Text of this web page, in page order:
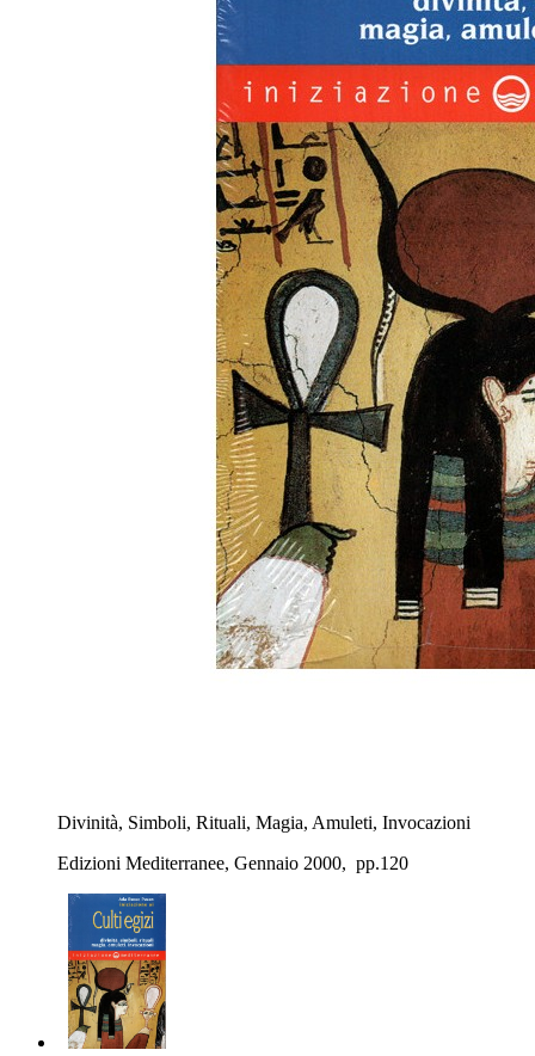
Divinità, Simboli, Rituali, Magia, Amuleti, Invocazioni
Edizioni Mediterranee, Gennaio 2000, pp.120